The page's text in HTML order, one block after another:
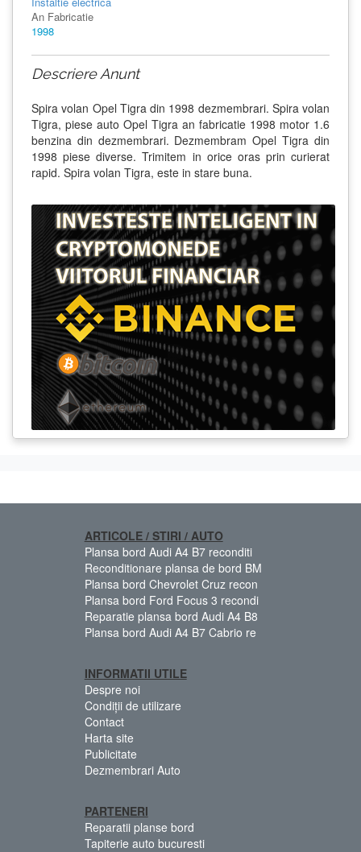
An Fabricatie
1998
Descriere Anunt
Spira volan Opel Tigra din 1998 dezmembrari. Spira volan
Tigra, piese auto Opel Tigra an fabricatie 1998 motor 1.6
benzina din dezmembrari. Dezmembram Opel Tigra din
1998 piese diverse. Trimitem in orice oras prin curierat
rapid. Spira volan Tigra, este in stare buna.
ARTICOLE / STIRI / AUTO
Plansa bord Audi A4 B7 reconditi
Reconditionare plansa de bord BM
Plansa bord Chevrolet Cruz recon
Plansa bord Ford Focus 3 recondi
Reparatie plansa bord Audi A4 B8
Plansa bord Audi A4 B7 Cabrio re
INFORMATII UTILE
Despre noi
Condiții de utilizare
Contact
Harta site
Publicitate
Dezmembrari Auto
PARTENERI
Reparatii planse bord
Tapiterie auto bucuresti